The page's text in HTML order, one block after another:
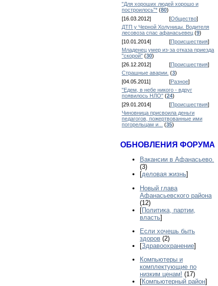
"Для хороших людей хорошо и
построилось"* (80)
[16.03.2012]
[Общество]
ДТП у Черной Холуницы. Водителя
лесовоза спас афанасьевец (9)
[10.01.2014]
[Происшествия]
Младенец умер из-за отказа приезда
"скорой" (30)
[26.12.2012]
[Происшествия]
Страшные аварии. (3)
[04.05.2011]
[Разное]
"Едем, в небе никого - вдруг
появилось НЛО" (24)
[29.01.2014]
[Происшествия]
Чиновница присвоила деньги
педагогов, пожертвованные ими
погорельцам и...
(35)
ОБНОВЛЕНИЯ ФОРУМА
Вакансии в Афанасьево.
(3)
[деловая жизнь]
Новый глава
Афанасьевского района
(12)
[Политика, партии,
власть]
Если хочешь быть
здоров (2)
[Здравоохранение]
Компьютеры и
комплектующие по
низким ценам! (17)
[Компьютерный район]